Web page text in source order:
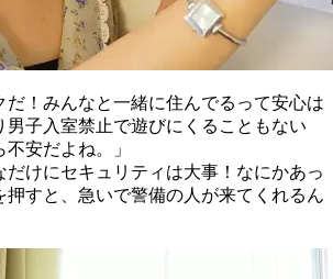
だ！みんなと一緒に住んでるって安心は
男子入室禁止で遊びにくることもない
安だよね。」
だけにセキュリティは大事！なにかあっ
押すと、急いで警備の人が来てくれるん